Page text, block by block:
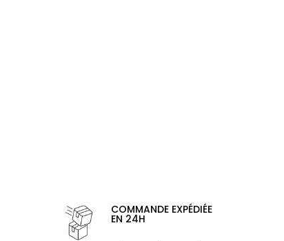
COMMANDE EXPÉDIÉE
EN 24H